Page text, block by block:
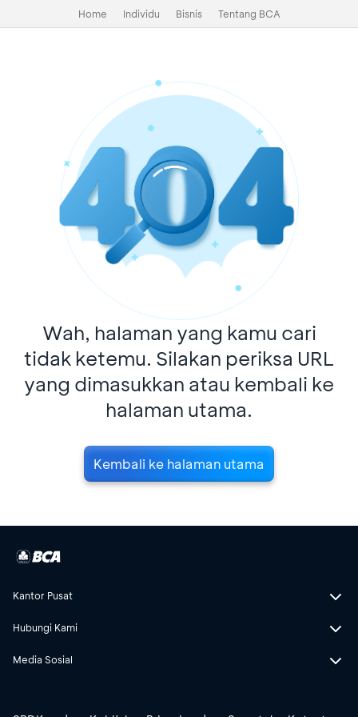
Home Individu Bisnis Tentang BCA
Wah, halaman yang kamu cari
tidak ketemu. Silakan periksa URL
yang dimasukkan atau kembali ke
halaman utama.
Kembali ke halaman utama
Kantor Pusat
Hubungi Kami
Media Sosial